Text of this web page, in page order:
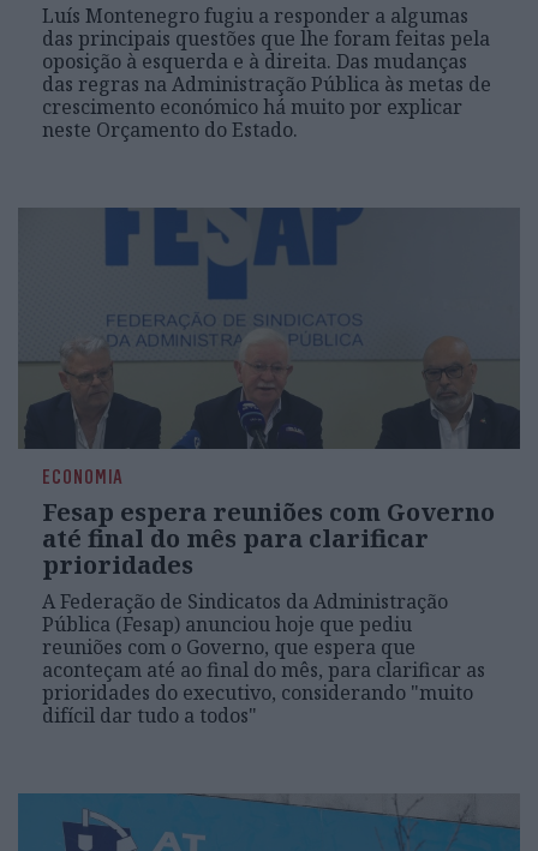
Luís Montenegro fugiu a responder a algumas
das principais questões que lhe foram feitas pela
oposição à esquerda e à direita. Das mudanças
das regras na Administração Pública às metas de
crescimento económico há muito por explicar
neste Orçamento do Estado.
ECONOMIA
Fesap espera reuniões com Governo
até final do mês para clarificar
prioridades
A Federação de Sindicatos da Administração
Pública (Fesap) anunciou hoje que pediu
reuniões com o Governo, que espera que
aconteçam até ao final do mês, para clarificar as
prioridades do executivo, considerando "muito
difícil dar tudo a todos"